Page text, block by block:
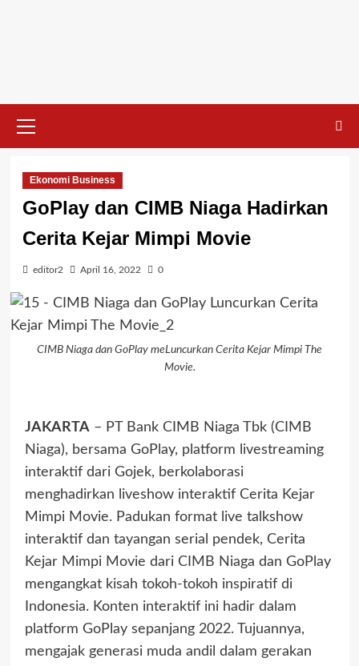
Ekonomi Business
GoPlay dan CIMB Niaga Hadirkan
Cerita Kejar Mimpi Movie
editor2 April 16, 2022 0
CIMB Niaga dan GoPlay meLuncurkan Cerita Kejar Mimpi The
Movie.
JAKARTA– PT Bank CIMB Niaga Tbk (CIMB
Niaga), bersama GoPlay, platform livestreaming
interaktif dari Gojek, berkolaborasi
menghadirkan liveshow interaktif Cerita Kejar
Mimpi Movie. Padukan format live talkshow
interaktif dan tayangan serial pendek, Cerita
Kejar Mimpi Movie dari CIMB Niaga dan GoPlay
mengangkat kisah tokoh-tokoh inspiratif di
Indonesia. Konten interaktif ini hadir dalam
platform GoPlay sepanjang 2022. Tujuannya,
mengajak generasi muda andil dalam gerakan